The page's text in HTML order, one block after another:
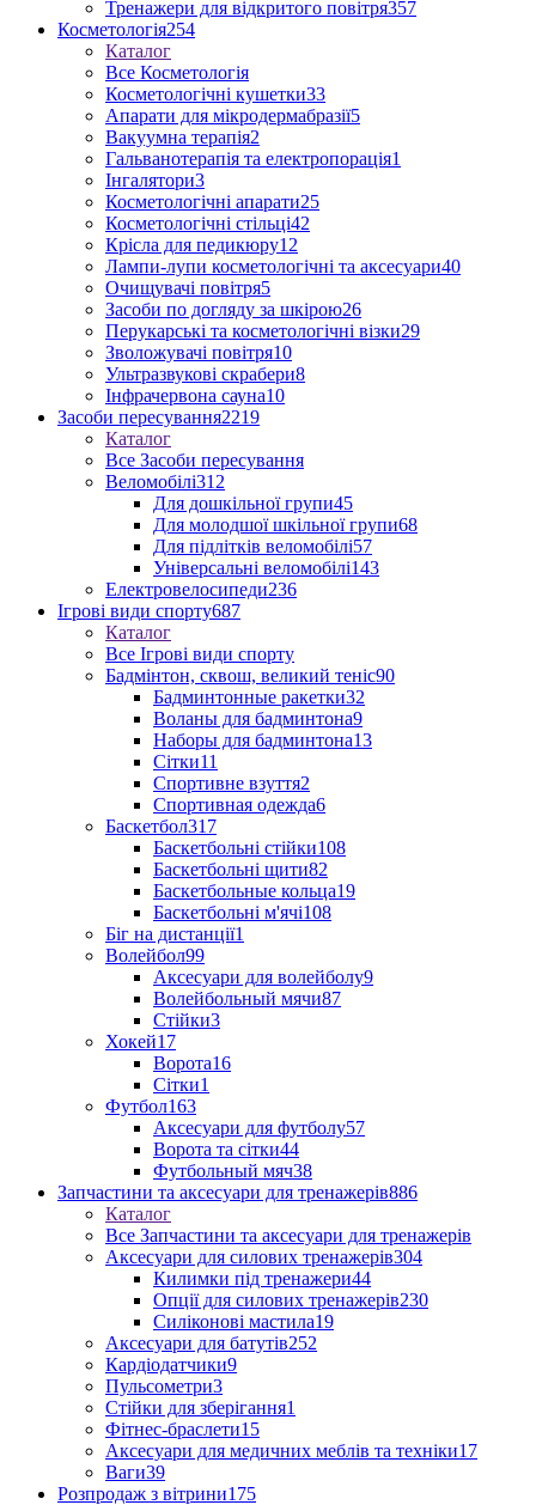
Тренажери для відкритого повітря357
Косметологія254
Каталог
Все Косметологія
Косметологічні кушетки33
Апарати для мікродермабразії5
Вакуумна терапія2
Гальванотерапія та електропорація1
Інгалятори3
Косметологічні апарати25
Косметологічні стільці42
Крісла для педикюру12
Лампи-лупи косметологічні та аксесуари40
Очищувачі повітря5
Засоби по догляду за шкірою26
Перукарські та косметологічні візки29
Зволожувачі повітря10
Ультразвукові скрабери8
Інфрачервона сауна10
Засоби пересування2219
Каталог
Все Засоби пересування
Веломобілі312
Для дошкільної групи45
Для молодшої шкільної групи68
Для підлітків веломобілі57
Універсальні веломобілі143
Електровелосипеди236
Ігрові види спорту687
Каталог
Все Ігрові види спорту
Бадмінтон, сквош, великий теніс90
Бадминтонные ракетки32
Воланы для бадминтона9
Наборы для бадминтона13
Сітки11
Спортивне взуття2
Спортивная одежда6
Баскетбол317
Баскетбольні стійки108
Баскетбольні щити82
Баскетбольные кольца19
Баскетбольні м'ячі108
Біг на дистанції1
Волейбол99
Аксесуари для волейболу9
Волейбольный мячи87
Стійки3
Хокей17
Ворота16
Сітки1
Футбол163
Аксесуари для футболу57
Ворота та сітки44
Футбольный мяч38
Запчастини та аксесуари для тренажерів886
Каталог
Все Запчастини та аксесуари для тренажерів
Аксесуари для силових тренажерів304
Килимки під тренажери44
Опції для силових тренажерів230
Силіконові мастила19
Аксесуари для батутів252
Кардіодатчики9
Пульсометри3
Стійки для зберігання1
Фітнес-браслети15
Аксесуари для медичних меблів та техніки17
Ваги39
Розпродаж з вітрини175